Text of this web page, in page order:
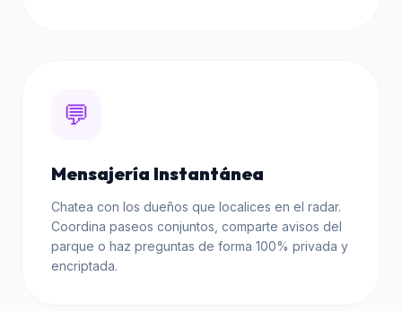
💬
Mensajería Instantánea
Chatea con los dueños que localices en el radar.
Coordina paseos conjuntos, comparte avisos del
parque o haz preguntas de forma 100% privada y
encriptada.